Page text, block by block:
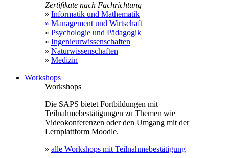
Zertifikate nach Fachrichtung
» Informatik und Mathematik
» Management und Wirtschaft
» Psychologie und Pädagogik
» Ingenieurwissenschaften
» Naturwissenschaften
» Medizin
Workshops
Workshops
Die SAPS bietet Fortbildungen mit
Teilnahmebestätigungen zu Themen wie
Videokonferenzen oder den Umgang mit der
Lernplattform Moodle.
» alle Workshops mit Teilnahmebestätigung